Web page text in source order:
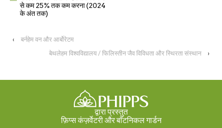
से कम 25% तक कम करना (2024
के अंत तक)
‹
बर्नहेम वन और आर्बोरेटम
बेथलेहम विश्वविद्यालय / फिलिस्तीन जैव विविधता और स्थिरता संस्थान
›
द्वारा प्रस्तुत
फ़िप्स कंज़र्वेटरी और बॉटनिकल गार्डन